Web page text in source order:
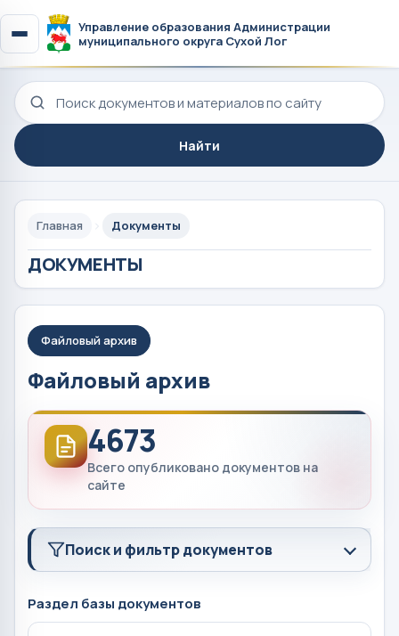
Управление образования Администрации
муниципального округа Сухой Лог
Поиск по сайту
Найти
Главная Документы
ДОКУМЕНТЫ
Файловый архив
Файловый архив
4673
Всего опубликовано документов на
сайте
Поиск и фильтр документов
Раздел базы документов